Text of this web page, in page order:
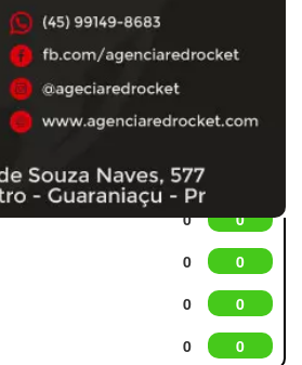
Cotações
0 0
0 0
0 0
0 0